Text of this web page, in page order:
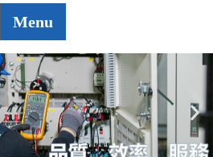
Menu